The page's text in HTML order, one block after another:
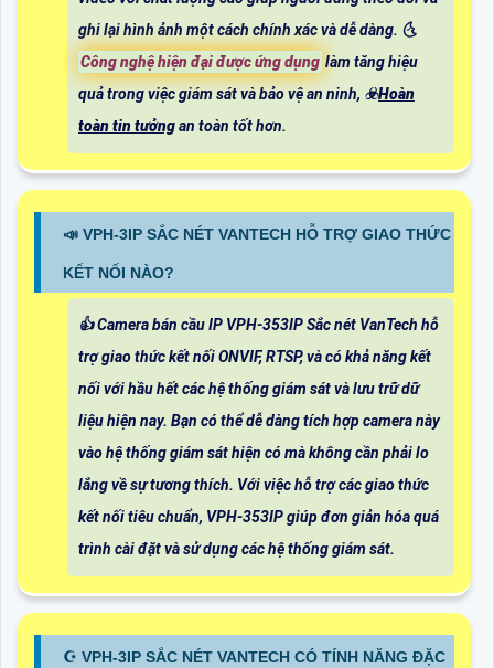
ghi lại hình ảnh một cách chính xác và dễ dàng. 🌜
Công nghệ hiện đại được ứng dụng làm tăng hiệu
quả trong việc giám sát và bảo vệ an ninh, ☣️Hoàn
toàn tin tưởngan toàn tốt hơn.
📣 VPH-3IP SẮC NÉT VANTECH HỖ TRỢ GIAO THỨC
KẾT NỐI NÀO?
👍 Camera bán cầu IP VPH-353IP Sắc nét VanTech hỗ
trợ giao thức kết nối ONVIF, RTSP, và có khả năng kết
nối với hầu hết các hệ thống giám sát và lưu trữ dữ
liệu hiện nay. Bạn có thể dễ dàng tích hợp camera này
vào hệ thống giám sát hiện có mà không cần phải lo
lắng về sự tương thích. Với việc hỗ trợ các giao thức
kết nối tiêu chuẩn, VPH-353IP giúp đơn giản hóa quá
trình cài đặt và sử dụng các hệ thống giám sát.
☪ VPH-3IP SẮC NÉT VANTECH CÓ TÍNH NĂNG ĐẶC